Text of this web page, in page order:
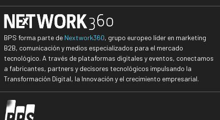
BPS forma parte de Nextwork360, grupo europeo líder en marketing
B2B, comunicación y medios especializados para el mercado
tecnológico. A través de plataformas digitales y eventos, conectamos
a fabricantes, partners y decisores tecnológicos impulsando la
Transformación Digital, la Innovación y el crecimiento empresarial.